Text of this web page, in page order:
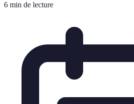
6 min de lecture